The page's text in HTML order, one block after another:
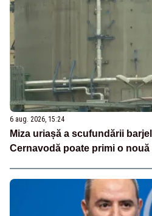
6 aug. 2026, 15:24
Miza uriașă a scufundării
Cernavodă poate primi o nouă